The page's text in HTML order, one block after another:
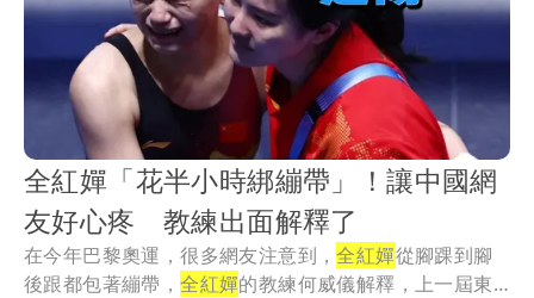
全紅嬋「花半小時綁繃帶」！讓中國網
友好心疼 教練出面解釋了
在今年巴黎奧運，很多網友注意到，全紅嬋從腳踝到腳
後跟都包著繃帶，全紅嬋的教練何威儀解釋，上一屆東